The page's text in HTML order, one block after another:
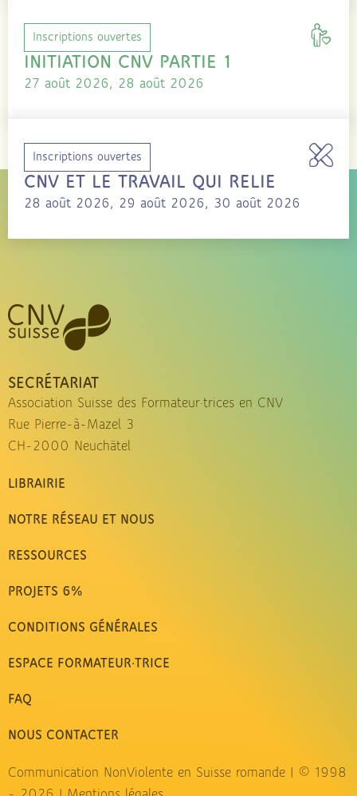
Inscriptions ouvertes
INITIATION CNV PARTIE 1
27 août 2026, 28 août 2026
Inscriptions ouvertes
CNV ET LE TRAVAIL QUI RELIE
28 août 2026, 29 août 2026, 30 août 2026
SECRÉTARIAT
Association Suisse des Formateur·trices en CNV
Rue Pierre-à-Mazel 3
CH-2000 Neuchâtel
LIBRAIRIE
NOTRE RÉSEAU ET NOUS
RESSOURCES
PROJETS 6%
CONDITIONS GÉNÉRALES
ESPACE FORMATEUR·TRICE
FAQ
NOUS CONTACTER
Communication NonViolente en Suisse romande | © 1998